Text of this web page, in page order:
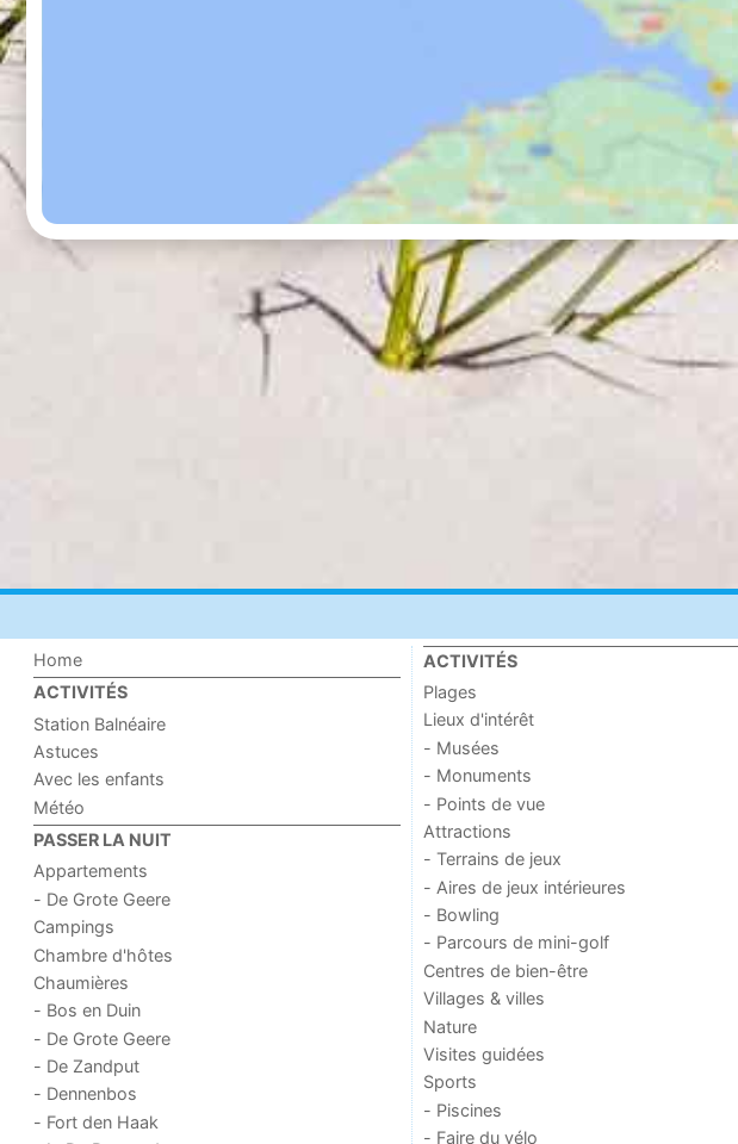
Home
ACTIVITÉS
Station Balnéaire
Astuces
Avec les enfants
Météo
PASSER LA NUIT
Appartements
- De Grote Geere
Campings
Chambre d'hôtes
Chaumières
- Bos en Duin
- De Grote Geere
- De Zandput
- Dennenbos
- Fort den Haak
ACTIVITÉS
Plages
Lieux d'intérêt
- Musées
- Monuments
- Points de vue
Attractions
- Terrains de jeux
- Aires de jeux intérieures
- Bowling
- Parcours de mini-golf
Centres de bien-être
Villages & villes
Nature
Visites guidées
Sports
- Piscines
- Faire du vélo